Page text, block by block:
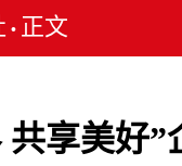
• 正文
享美好”